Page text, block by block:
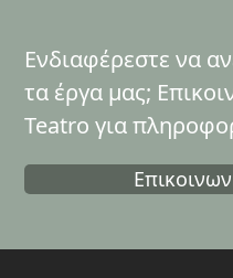
Ενδιαφέρεστε να
τα έργα μας;
Teatro για